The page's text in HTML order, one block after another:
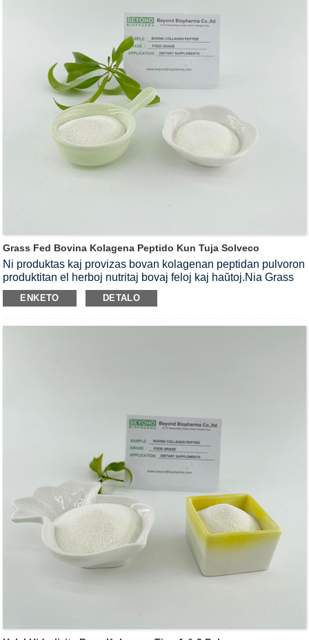
Grass Fed Bovina Kolagena Peptido Kun Tuja Solveco
Ni produktas kaj provizas bovan kolagenan peptidan pulvoron
produktitan el herboj nutritaj bovaj feloj kaj haŭtoj.Nia Grass
Fed bova kolagena peptida pulvoro estas kun bona fluebleco
kaj taŭga pogranda denseco.Ĝi kapablas rapide solvi en
trinkaĵpulvoron.
ENKETO DETALO